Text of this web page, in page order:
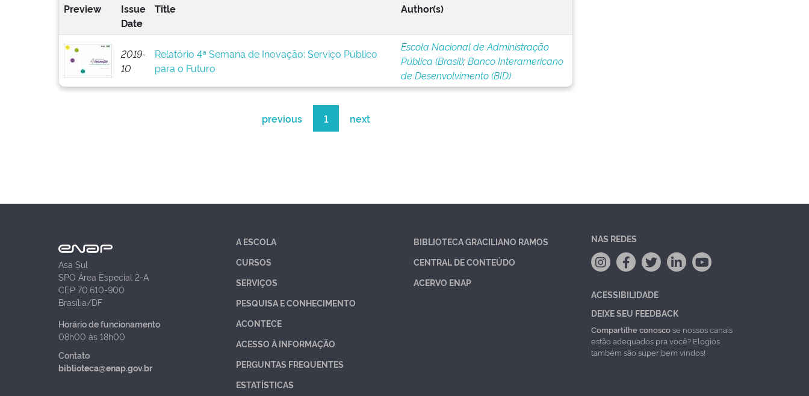
Preview
Issue
Date
Title Author(s)
2019-
10
Relatório 4ª Semana de Inovação: Serviço Público
para o Futuro
Escola Nacional de Administração
Pública (Brasil);Banco Interamericano
de Desenvolvimento (BID)
previous 1 next
Asa Sul
SPO Área Especial 2-A
CEP 70.610-900
Brasília/DF
Horário de funcionamento
08h00 às 18h00
Contato
biblioteca@enap.gov.br
A ESCOLA
CURSOS
SERVIÇOS
PESQUISA E CONHECIMENTO
ACONTECE
ACESSO À INFORMAÇÃO
PERGUNTAS FREQUENTES
ESTATÍSTICAS
BIBLIOTECA GRACILIANO RAMOS
CENTRAL DE CONTEÚDO
ACERVO ENAP
NAS REDES
ACESSIBILIDADE
DEIXE SEU FEEDBACK
Compartilhe conoscose nossos canais
estão adequados pra você? Elogios
também são super bem vindos!